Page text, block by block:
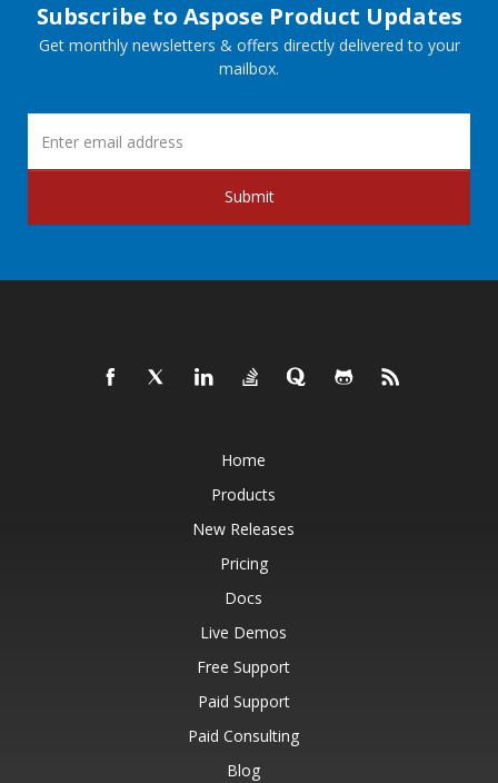
Subscribe to Aspose Product Updates
Get monthly newsletters & offers directly delivered to your
mailbox.
Submit
Home
Products
New Releases
Pricing
Docs
Live Demos
Free Support
Paid Support
Paid Consulting
Blog